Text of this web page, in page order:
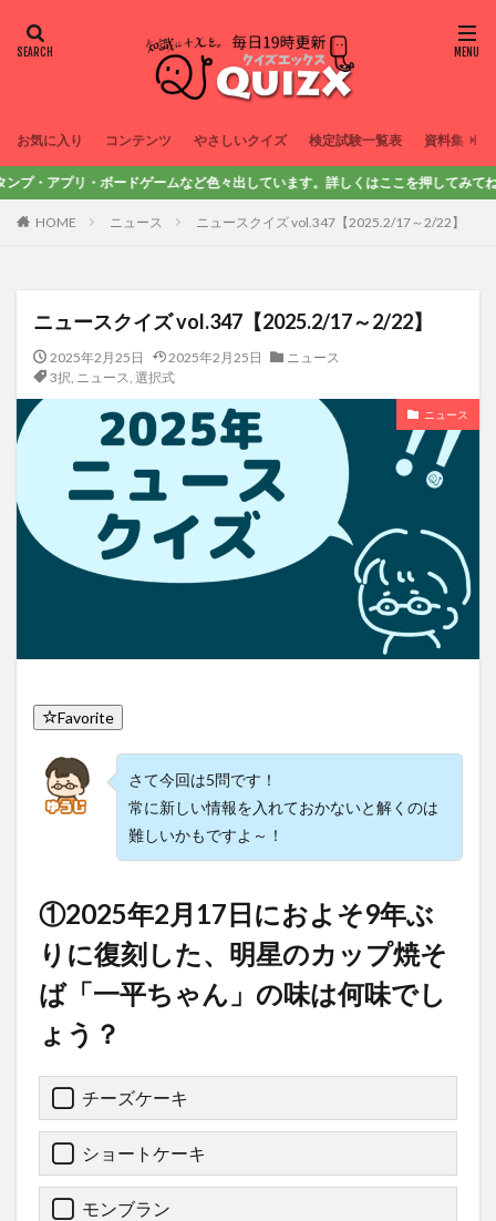
お気に入り コンテンツ やさしいクイズ 検定試験一覧表 資料集
ゲームなど色々出しています。詳しくはここを押してみてね！
HOME ニュース ニュースクイズ vol.347【2025.2/17～2/22】
ニュースクイズ vol.347【2025.2/17～2/22】
2025年2月25日 2025年2月25日
ニュース
3択, ニュース, 選択式
ニュース
Favorite
さて今回は5問です！
常に新しい情報を入れておかないと解くのは
難しいかもですよ～！
①2025年2月17日におよそ9年ぶ
りに復刻した、明星のカップ焼そ
ば「一平ちゃん」の味は何味でし
ょう？
チーズケーキ
ショートケーキ
モンブラン